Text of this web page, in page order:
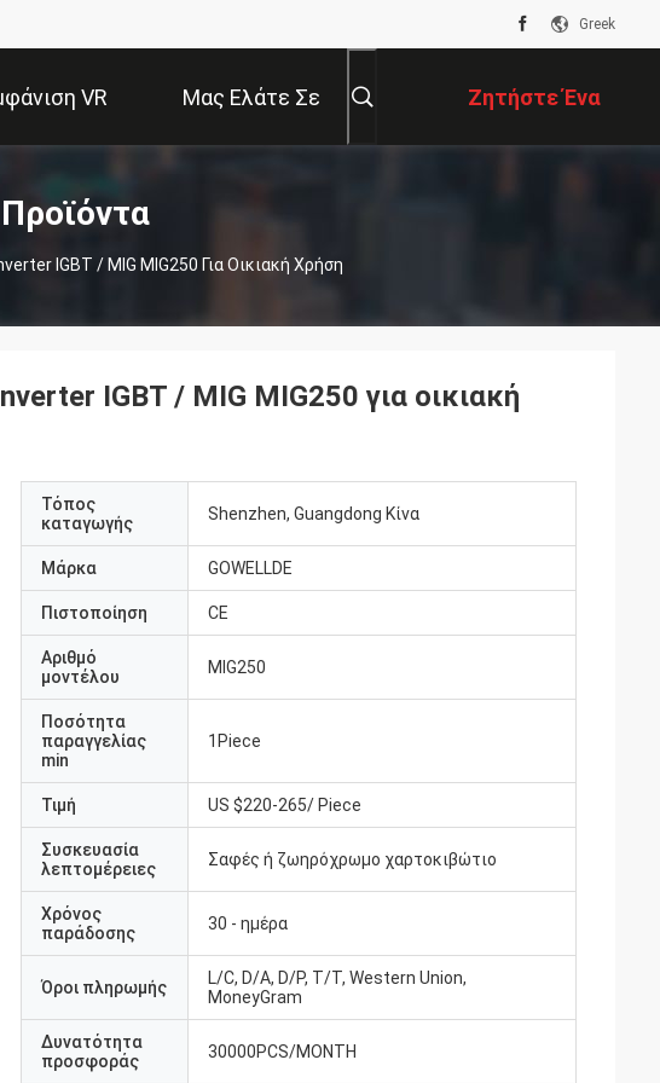
Greek
VR Μας Ελάτε Σε Ζητήστε Ένα
Απόσπασμα
IGBT / MIG MIG250 Για Οικιακή Χρήση
IGBT / MIG MIG250 για οικιακή
Τόπος
καταγωγής
Shenzhen, Guangdong Κίνα
Μάρκα GOWELLDE
Πιστοποίηση CE
Αριθμό
μοντέλου
MIG250
Ποσότητα
παραγγελίας
min
1Piece
Τιμή US $220-265/ Piece
Συσκευασία
λεπτομέρειες
Σαφές ή ζωηρόχρωμο χαρτοκιβώτιο
Χρόνος
παράδοσης
30 - ημέρα
Όροι πληρωμής
L/C, D/A, D/P, T/T, Western Union,
MoneyGram
Δυνατότητα
προσφοράς
30000PCS/MONTH